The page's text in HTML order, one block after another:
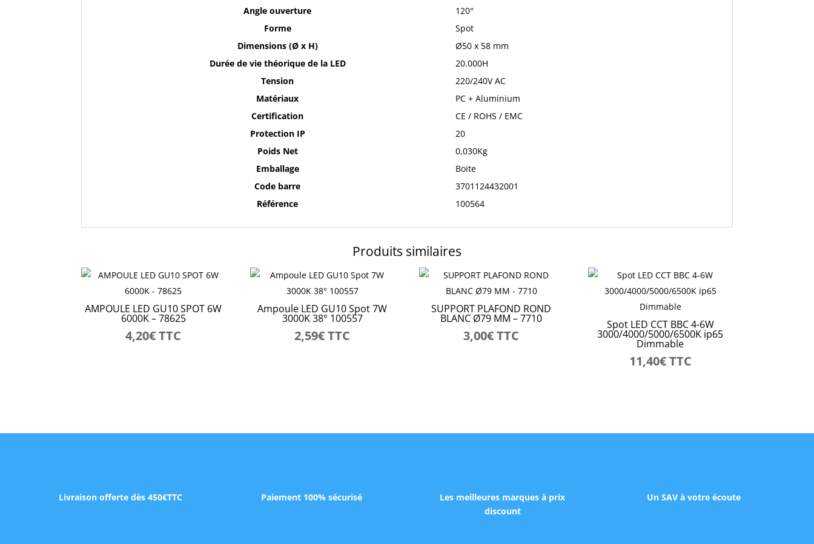
Angle ouverture
120°
Forme
Spot
Dimensions (Ø x H)
Ø50 x 58 mm
Durée de vie théorique de la LED
20.000H
Tension
220/240V AC
Matériaux
PC + Aluminium
Certification
CE / ROHS / EMC
Protection IP
20
Poids Net
0,030Kg
Emballage
Boite
Code barre
3701124432001
Référence
100564
Produits similaires
AMPOULE LED GU10 SPOT 6W
6000K – 78625
4,20€ TTC
Ampoule LED GU10 Spot 7W
3000K 38° 100557
2,59€ TTC
SUPPORT PLAFOND ROND
BLANC Ø79 MM – 7710
3,00€ TTC
Spot LED CCT BBC 4-6W
3000/4000/5000/6500K ip65
Dimmable
11,40€TTC
Livraison offerte dès 450€TTC Paiement 100% sécurisé
Les meilleures marques à prix
discount
Un SAV à votre écoute